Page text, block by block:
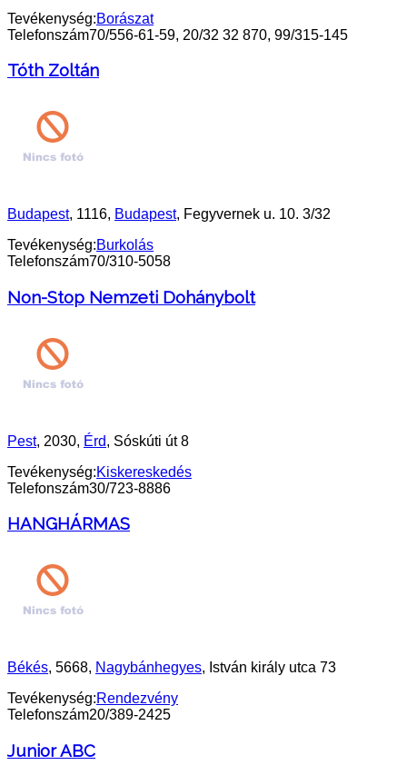
Tevékenység:Borászat
Telefonszám70/556-61-59, 20/32 32 870, 99/315-145
Tóth Zoltán
Budapest, 1116, Budapest, Fegyvernek u. 10. 3/32
Tevékenység:Burkolás
Telefonszám70/310-5058
Non-Stop Nemzeti Dohánybolt
Pest, 2030, Érd, Sóskúti út 8
Tevékenység:Kiskereskedés
Telefonszám30/723-8886
HANGHÁRMAS
Békés, 5668, Nagybánhegyes, István király utca 73
Tevékenység:Rendezvény
Telefonszám20/389-2425
Junior ABC